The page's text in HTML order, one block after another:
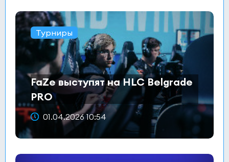
Турниры
FaZe выступят на HLC Belgrade
PRO
01.04.2026 10:54